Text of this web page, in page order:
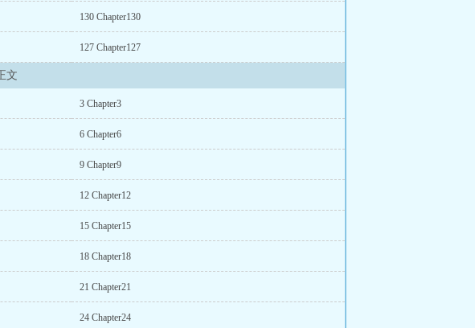
130 Chapter130
127 Chapter127
文
3 Chapter3
6 Chapter6
9 Chapter9
12 Chapter12
15 Chapter15
18 Chapter18
21 Chapter21
24 Chapter24